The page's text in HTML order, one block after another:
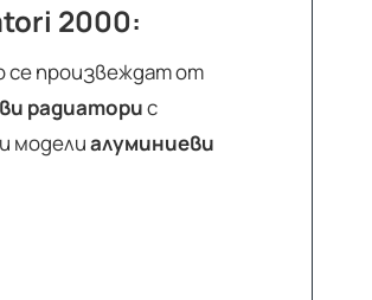
2000:
се произвеждат от
радиаторис
моделиалуминиеви